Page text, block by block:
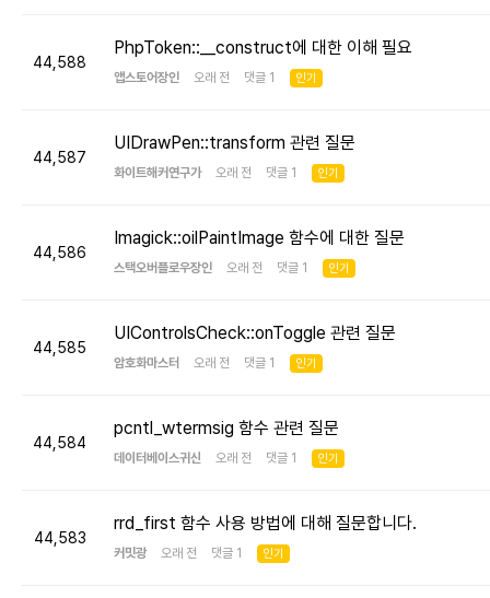
44,588
PhpToken::__construct에 대한 이해 필요
앱스토어장인 오래 전 댓글 1 인기
44,587
UIDrawPen::transform 관련 질문
화이트해커연구가 오래 전 댓글 1 인기
44,586
Imagick::oilPaintImage 함수에 대한 질문
스택오버플로우장인 오래 전 댓글 1 인기
44,585
UIControlsCheck::onToggle 관련 질문
암호화마스터 오래 전 댓글 1 인기
44,584
pcntl_wtermsig 함수 관련 질문
데이터베이스귀신 오래 전 댓글 1 인기
44,583
rrd_first 함수 사용 방법에 대해 질문합니다.
커밋광 오래 전 댓글 1 인기